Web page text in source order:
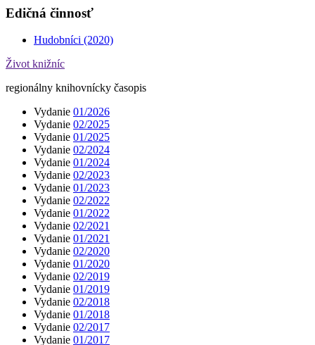
Edičná činnosť
Hudobníci (2020)
Život knižníc
regionálny knihovnícky časopis
Vydanie 01/2026
Vydanie 02/2025
Vydanie 01/2025
Vydanie 02/2024
Vydanie 01/2024
Vydanie 02/2023
Vydanie 01/2023
Vydanie 02/2022
Vydanie 01/2022
Vydanie 02/2021
Vydanie 01/2021
Vydanie 02/2020
Vydanie 01/2020
Vydanie 02/2019
Vydanie 01/2019
Vydanie 02/2018
Vydanie 01/2018
Vydanie 02/2017
Vydanie 01/2017